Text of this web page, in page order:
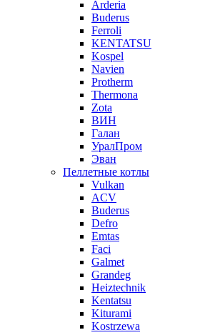
Arderia
Buderus
Ferroli
KENTATSU
Kospel
Navien
Protherm
Thermona
Zota
ВИН
Галан
УралПром
Эван
Пеллетные котлы
Vulkan
ACV
Buderus
Defro
Emtas
Faci
Galmet
Grandeg
Heiztechnik
Kentatsu
Kiturami
Kostrzewa